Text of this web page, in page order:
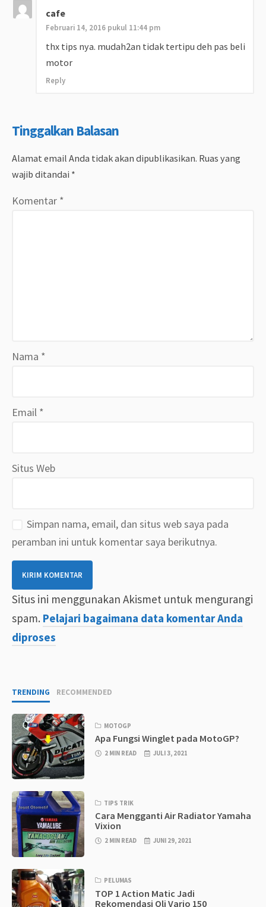
cafe
Februari 14, 2016 pukul 11:44 pm
thx tips nya. mudah2an tidak tertipu deh pas beli
motor
Reply
Tinggalkan Balasan
Alamat email Anda tidak akan dipublikasikan. Ruas yang
wajib ditandai *
Komentar *
Nama *
Email *
Situs Web
Simpan nama, email, dan situs web saya pada
peramban ini untuk komentar saya berikutnya.
Situs ini menggunakan Akismet untuk mengurangi
spam. Pelajari bagaimana data komentar Anda
diproses
TRENDING RECOMMENDED
MOTOGP
Apa Fungsi Winglet pada MotoGP?
2 MIN READ JULI 3, 2021
TIPS TRIK
Cara Mengganti Air Radiator Yamaha
Vixion
2 MIN READ JUNI 29, 2021
PELUMAS
TOP 1 Action Matic Jadi
Rekomendasi Oli Vario 150